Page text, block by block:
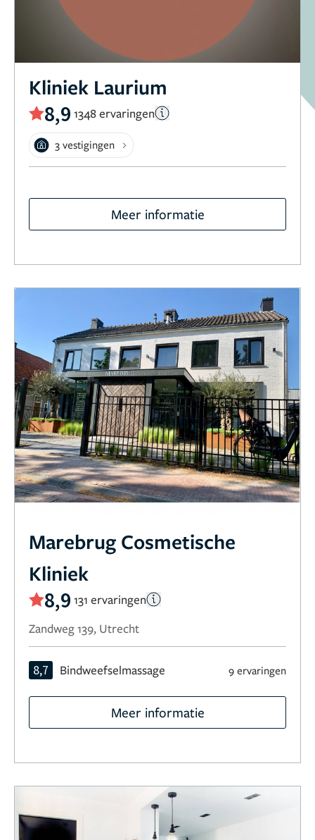
Kliniek Laurium
8,9 1348 ervaringen
3 vestigingen
Meer informatie
Marebrug Cosmetische
Kliniek
8,9 131 ervaringen
Zandweg 139, Utrecht
8,7 Bindweefselmassage 9 ervaringen
Meer informatie